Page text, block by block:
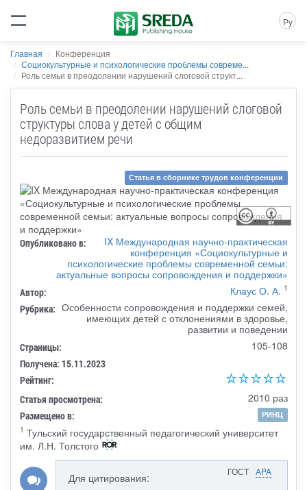
Ру
Главная
Конференция
Социокультурные и психологические проблемы совреме...
Роль семьи в преодолении нарушений слоговой структ...
Роль семьи в преодолении нарушений слоговой
структуры слова у детей с общим
недоразвитием речи
Статья в сборнике трудов конференции
Опубликовано в:
IX Международная научно-практическая
конференция «Социокультурные и
психологические проблемы современной семьи:
актуальные вопросы сопровождения и поддержки»
Автор: Клаус О. А. 1
Рубрика: Особенности сопровождения и поддержки семей,
имеющих детей с отклонениями в здоровье,
развитии и поведении
Страницы: 105-108
Получена: 15.11.2023
Рейтинг:
Статья просмотрена:
2010 раз
Размещено в:
РИНЦ
1 Тульский государственный педагогический университет
им. Л.Н. Толстого
ГОСТ APA
Для цитирования: